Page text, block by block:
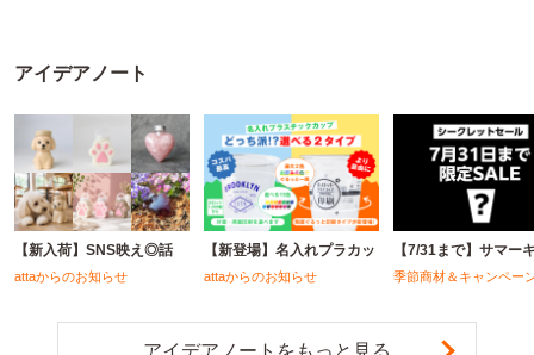
アイデアノート
【新入荷】SNS映え◎話
attaからのお知らせ
【新登場】名入れプラカッ
attaからのお知らせ
【7/31まで】サマー
季節商材＆キャンペー
アイデアノートをもっと見る